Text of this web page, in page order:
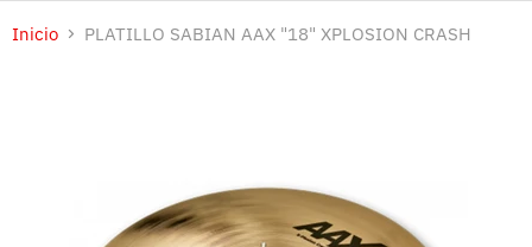
Inicio PLATILLO SABIAN AAX "18" XPLOSION CRASH